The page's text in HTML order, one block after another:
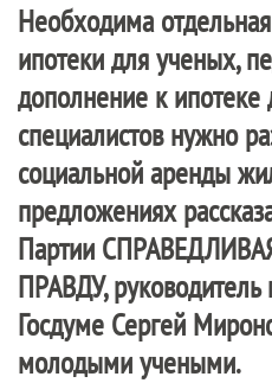
Необходима
ипотеки для ученых,
дополнение к ипотеке
специалистов нужно
социальной аренды
предложениях
Партии
ПРАВДУ,
Госдуме Сергей
молодыми учеными.